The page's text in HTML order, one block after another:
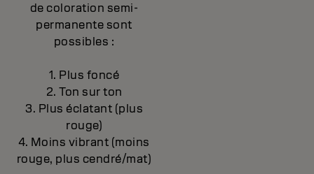
de coloration semi-
permanente sont
possibles :
1. Plus foncé
2. Ton sur ton
3. Plus éclatant (plus
rouge)
4. Moins vibrant (moins
rouge, plus cendré/mat)